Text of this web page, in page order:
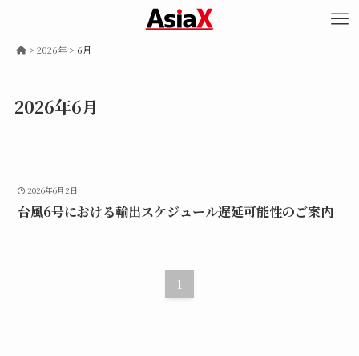
> 2026年 > 6月
2026年6月
2026年6月2日
台風6号における輸出スケジュール遅延可能性のご案内
1